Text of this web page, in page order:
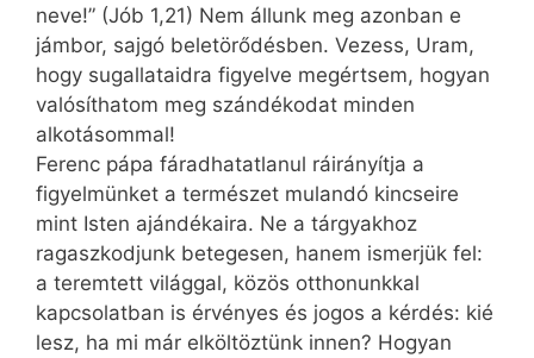
neve!” (Jób 1,21) Nem állunk meg azonban e
jámbor, sajgó beletörődésben. Vezess, Uram,
hogy sugallataidra figyelve megértsem, hogyan
valósíthatom meg szándékodat minden
alkotásommal!
Ferenc pápa fáradhatatlanul ráirányítja a
figyelmünket a természet mulandó kincseire
mint Isten ajándékaira. Ne a tárgyakhoz
ragaszkodjunk betegesen, hanem ismerjük fel:
a teremtett világgal, közös otthonunkkal
kapcsolatban is érvényes és jogos a kérdés: kié
lesz, ha mi már elköltöztünk innen? Hogyan